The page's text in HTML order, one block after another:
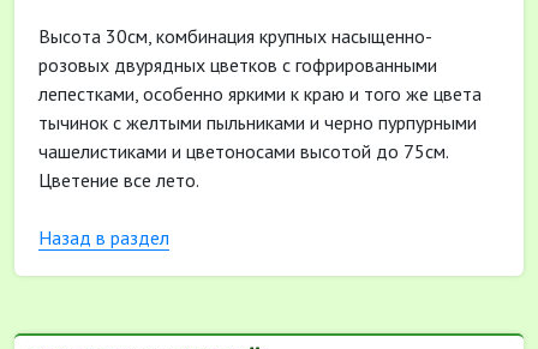
Высота 30см, комбинация крупных насыщенно-
розовых двурядных цветков с гофрированными
лепестками, особенно яркими к краю и того же цвета
тычинок с желтыми пыльниками и черно пурпурными
чашелистиками и цветоносами высотой до 75см.
Цветение все лето.
Назад в раздел